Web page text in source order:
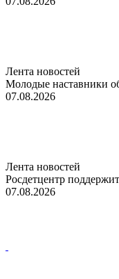
Лента новостей
Молодые наставники
07.08.2026
Лента новостей
Росдетцентр
07.08.2026